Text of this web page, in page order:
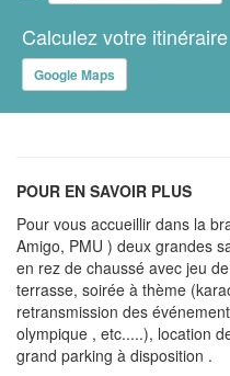
Calculez votre itinéraire
Google Maps
POUR EN SAVOIR PLUS
Pour vous accueillir dans la
Amigo, PMU ) deux grandes
en rez de chaussé avec jeu
terrasse, soirée à thème
retransmission des
olympique , etc.....), location
grand parking à disposition .